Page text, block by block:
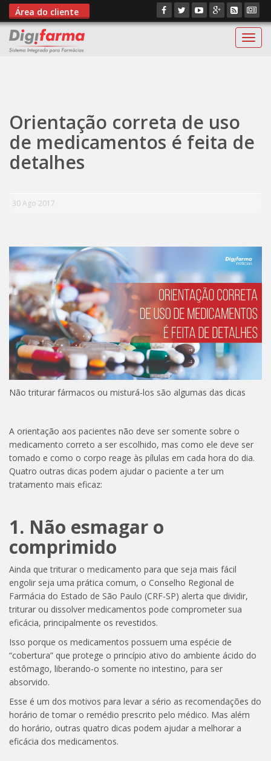
Área do cliente
Orientação correta de uso
de medicamentos é feita de
detalhes
30 Ago 2017
Não triturar fármacos ou misturá-los são algumas das dicas
A orientação aos pacientes não deve ser somente sobre o
medicamento correto a ser escolhido, mas como ele deve ser
tomado e como o corpo reage às pílulas em cada hora do dia.
Quatro outras dicas podem ajudar o paciente a ter um
tratamento mais eficaz:
1. Não esmagar o
comprimido
Ainda que triturar o medicamento para que seja mais fácil
engolir seja uma prática comum, o Conselho Regional de
Farmácia do Estado de São Paulo (CRF-SP) alerta que dividir,
triturar ou dissolver medicamentos pode comprometer sua
eficácia, principalmente os revestidos.
Isso porque os medicamentos possuem uma espécie de
“cobertura” que protege o princípio ativo do ambiente ácido do
estômago, liberando-o somente no intestino, para ser
absorvido.
Esse é um dos motivos para levar a sério as recomendações do
horário de tomar o remédio prescrito pelo médico. Mas além
do horário, outras quatro dicas podem ajudar a melhorar a
eficácia dos medicamentos.